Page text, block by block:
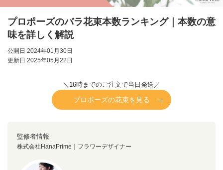
プロポーズのバラ花束本数ランキング｜本数の意
味を詳しく解説
公開日 2024年01月30日
更新日 2025年05月22日
＼16時までのご注文で当日発送／
プロポーズの花束を見る
監修者情報
株式会社HanaPrime｜フラワーデザイナー